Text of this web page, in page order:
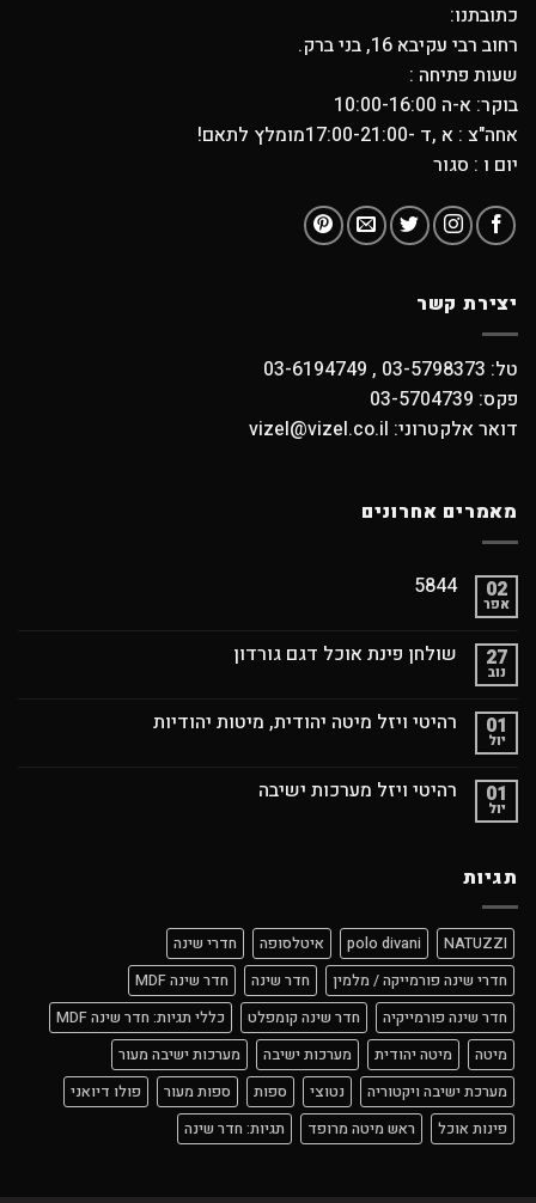
כתובתנו:
רחוב רבי עקיבא 16, בני ברק.
שעות פתיחה :
בוקר: א-ה 10:00-16:00
אחה"צ : א ,ד -17:00-21:00מומלץ לתאם!
יום ו : סגור
יצירת קשר
טל: 03-5798373 , 03-6194749
פקס: 03-5704739
דואר אלקטרוני: vizel@vizel.co.il
מאמרים אחרונים
02
אפר
5844
27
נוב
שולחן פינת אוכל דגם גורדון
01
יול
רהיטי ויזל מיטה יהודית, מיטות יהודיות
01
יול
רהיטי ויזל מערכות ישיבה
תגיות
NATUZZI
polo divani איטלסופה
חדרי שינה
חדרי שינה פורמייקה / מלמין
חדר שינה
חדר שינה MDF
חדר שינה פורמייקיה
חדר שינה קומפלט
כללי תגיות: חדר שינה MDF
מיטה
מיטה יהודית מערכות ישיבה
מערכות ישיבה מעור
מערכת ישיבה ויקטוריה
נטוצי ספות ספות מעור
פולו דיואני
פינות אוכל
ראש מיטה מרופד תגיות: חדר שינה